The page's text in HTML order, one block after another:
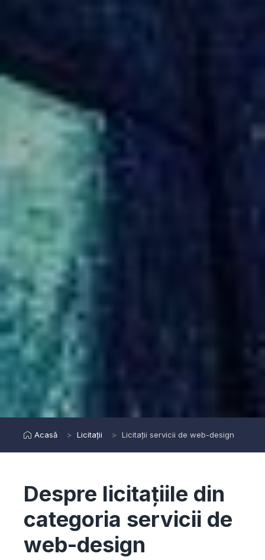
Acasă Licitații Licitații servicii de web-design
Despre licitațiile din
categoria servicii de
web-design